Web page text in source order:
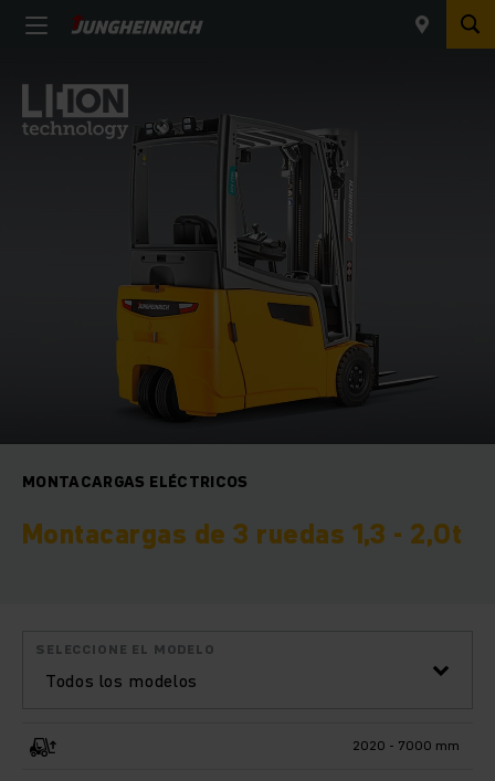
MONTACARGAS ELÉCTRICOS
Montacargas de 3 ruedas 1,3 - 2,0t
Todos los modelos
SELECCIONE EL MODELO
2020 - 7000 mm